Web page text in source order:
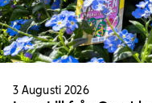
3 Augusti 2026